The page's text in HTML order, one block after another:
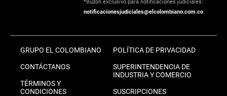
*Buzón exclusivo para notificaciones judiciales:
notificacionesjudiciales@elcolombiano.com.co
GRUPO EL COLOMBIANO
CONTÁCTANOS
TÉRMINOS Y
CONDICIONES
POLÍTICA DE PRIVACIDAD
SUPERINTENDENCIA DE
INDUSTRIA Y COMERCIO
SUSCRIPCIONES